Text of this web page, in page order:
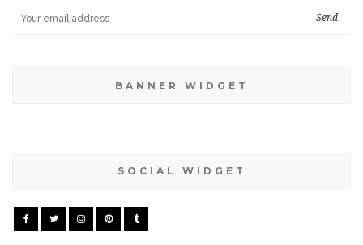
BANNER WIDGET
SOCIAL WIDGET